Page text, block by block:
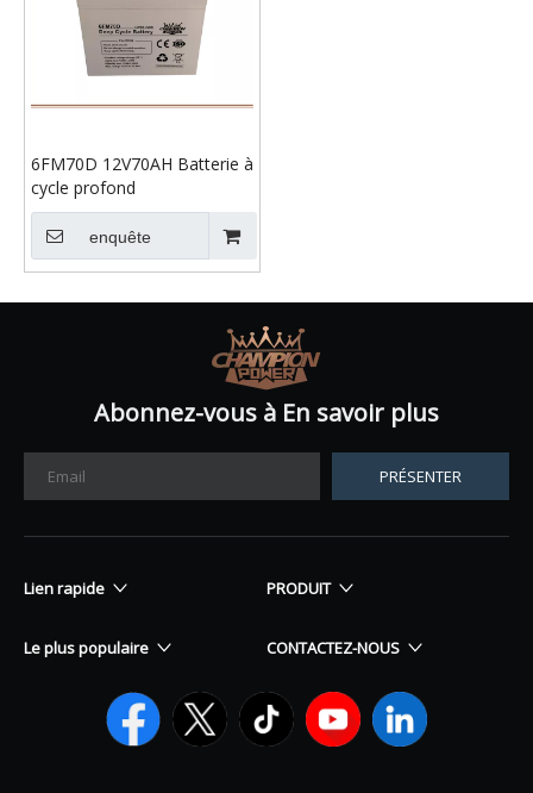
6FM70D 12V70AH Batterie à
cycle profond
enquête
Abonnez-vous à En savoir plus
PRÉSENTER
Lien rapide PRODUIT
Le plus populaire CONTACTEZ-NOUS